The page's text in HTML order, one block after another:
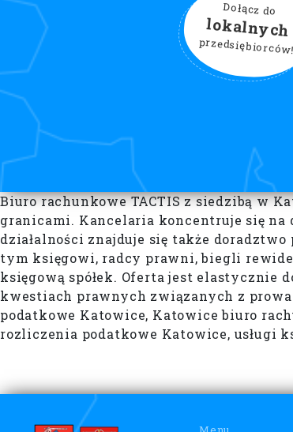
Dołącz do
lokalnych
przedsiębiorców!
Biuro rachunkowe TACTIS z siedzibą w
granicami. Kancelaria koncentruje się na
działalności znajduje się także
tym księgowi, radcy prawni, biegli
księgową spółek. Oferta jest elastycznie
kwestiach prawnych związanych z
podatkowe Katowice, Katowice biuro
rozliczenia podatkowe Katowice, usługi